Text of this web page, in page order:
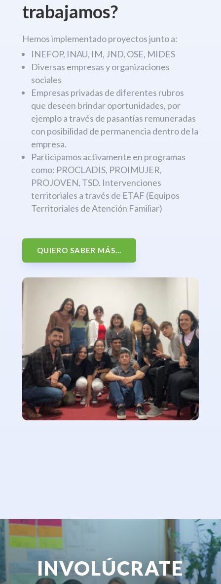
trabajamos?
Hemos implementado proyectos junto a:
INEFOP, INAU, IM, JND, OSE, MIDES
Diversas empresas y organizaciones
sociales
Empresas privadas de diferentes rubros
que deseen brindar oportunidades, por
ejemplo a través de pasantías remuneradas
con posibilidad de permanencia dentro de la
empresa.
Participamos activamente en programas
como: PROCLADIS, PROIMUJER,
PROJOVEN, TSD. Intervenciones
territoriales a través de ETAF (Equipos
Territoriales de Atención Familiar)
QUIERO SABER MÁS...
INVOLÚCRATE